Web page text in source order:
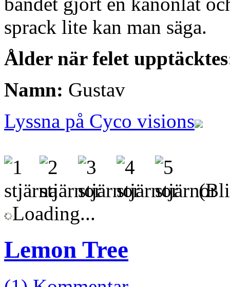
sprack lite kan man säga.
Ålder när felet
Namn: Gustav
Lyssna på Cyco visions
(Bli
Loading...
Lemon Tree